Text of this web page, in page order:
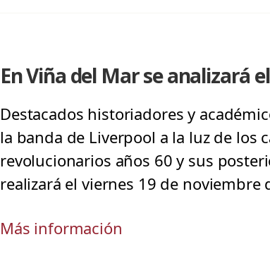
En Viña del Mar se analizará
Destacados historiadores y
la banda de Liverpool a la luz de los
revolucionarios años 60 y sus
realizará el viernes 19 de noviembre
Más información